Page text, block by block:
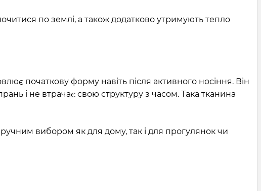
по землі, а також додатково утримують тепло
початкову форму навіть після активного носіння. Він
і не втрачає свою структуру з часом. Така тканина
вибором як для дому, так і для прогулянок чи